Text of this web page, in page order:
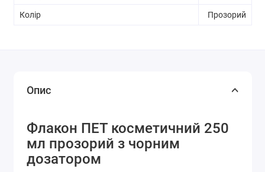
Колір Прозорий
Опис
Флакон ПЕТ косметичний 250
мл прозорий з чорним
дозатором